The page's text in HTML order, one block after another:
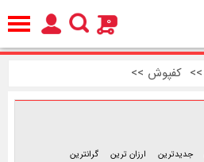
0
>> کفپوش >>
جدیدترین ارزان ترین گرانترین